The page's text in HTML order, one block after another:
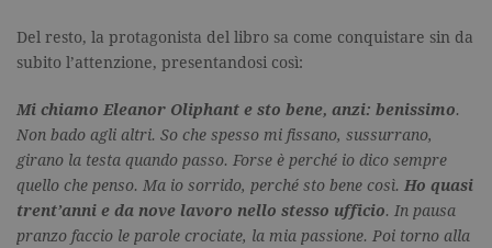
Del resto, la protagonista del libro sa come conquistare sin da
subito l’attenzione, presentandosi così:
Mi chiamo Eleanor Oliphant e sto bene, anzi: benissimo.
Non bado agli altri. So che spesso mi fissano, sussurrano,
girano la testa quando passo. Forse è perché io dico sempre
quello che penso. Ma io sorrido, perché sto bene così. Ho quasi
trent’anni e da nove lavoro nello stesso ufficio. In pausa
pranzo faccio le parole crociate, la mia passione. Poi torno alla